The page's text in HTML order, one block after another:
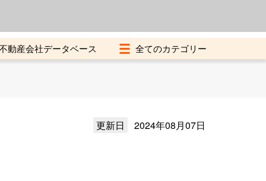
動産会社データベース
更新日 2024年08月07日